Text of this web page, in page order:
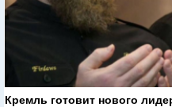
Кремль готовит нового